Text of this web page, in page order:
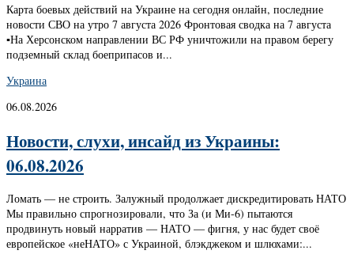
Карта боевых действий на Украине на сегодня онлайн, последние
новости СВО на утро 7 августа 2026 Фронтовая сводка на 7 августа
▪️На Херсонском направлении ВС РФ уничтожили на правом берегу
подземный склад боеприпасов и...
Украина
06.08.2026
Новости, слухи, инсайд из Украины:
06.08.2026
Ломать — не строить. Залужный продолжает дискредитировать НАТО
Мы правильно спрогнозировали, что За (и Ми-6) пытаются
продвинуть новый нарратив — НАТО — фигня, у нас будет своё
европейское «неНАТО» с Украиной, блэкджеком и шлюхами:...